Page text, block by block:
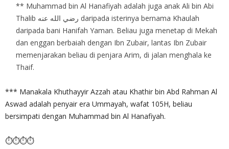
** Muhammad bin Al Hanafiyah adalah juga anak Ali bin Abi
Thalib رضي الله عنه daripada isterinya bernama Khaulah
daripada bani Hanifah Yaman. Beliau juga menetap di Mekah
dan enggan berbaiah dengan Ibn Zubair, lantas Ibn Zubair
memenjarakan beliau di penjara Arim, di jalan menghala ke
Thaif.
*** Manakala Khuthayyir Azzah atau Khathir bin Abd Rahman Al
Aswad adalah penyair era Ummayah, wafat 105H, beliau
bersimpati dengan Muhammad bin Al Hanafiyah.
⏱⏱⏱⏱